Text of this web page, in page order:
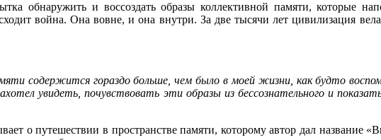
обнаружить и воссоздать образы коллективной памяти, которые
война. Она вовне, и она внутри. За две тысячи лет цивилизация
содержится гораздо больше, чем было в моей жизни, как будто
увидеть, почувствовать эти образы из бессознательного и
о путешествии в пространстве памяти, которому автор дал название